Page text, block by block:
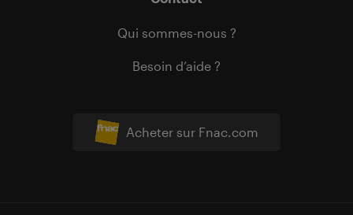
Acheter sur Fnac.com
Qui sommes-nous ?
Besoin d’aide ?